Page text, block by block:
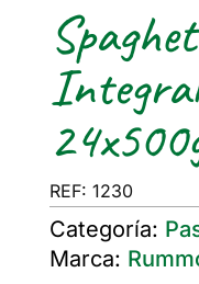
REF: 1230
Categoría:
Marca: